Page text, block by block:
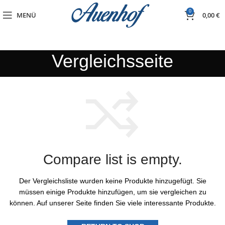
MENÜ 0 0,00€
Vergleichsseite
Compare list is empty.
Der Vergleichsliste wurden keine Produkte hinzugefügt. Sie
müssen einige Produkte hinzufügen, um sie vergleichen zu
können. Auf unserer Seite finden Sie viele interessante Produkte.